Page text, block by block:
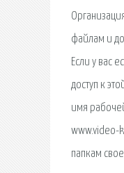
файлам и
Если у вас
доступ к
имя
www.video-
папкам